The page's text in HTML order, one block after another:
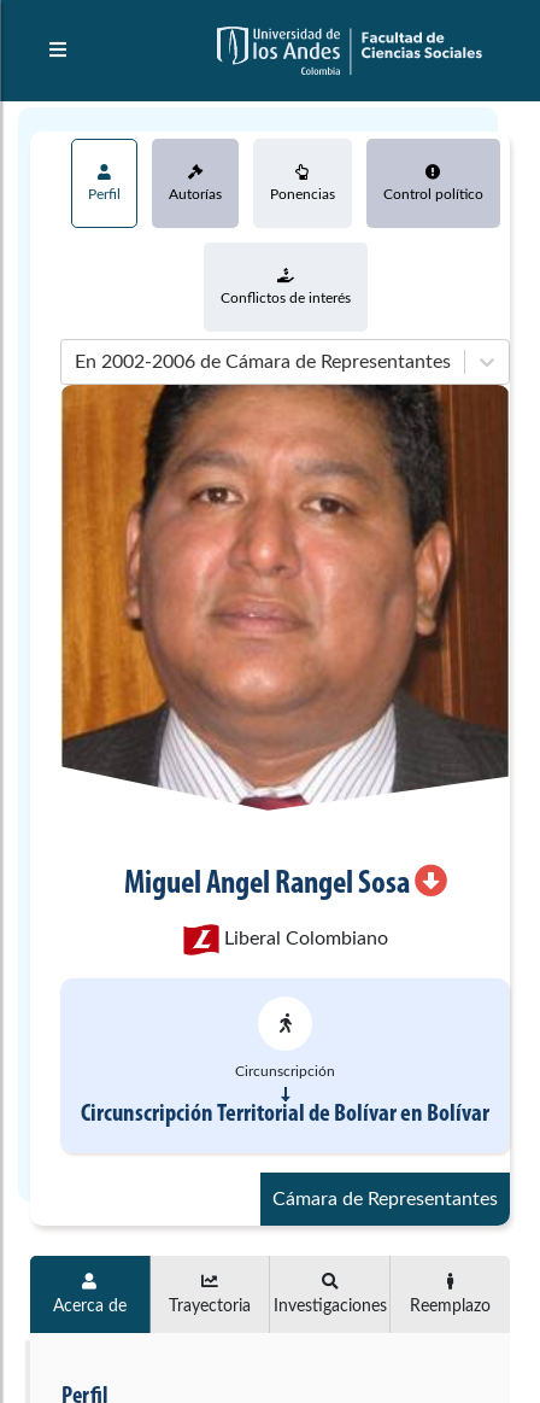
Perfil Autorías Ponencias Control político
Conflictos de interés
En 2002-2006 de Cámara de Representantes
Miguel Angel Rangel Sosa
Liberal Colombiano
Circunscripción
Circunscripción Territorial de Bolívaren Bolívar
Cámara de Representantes
Acerca de Trayectoria Investigaciones Reemplazo
Perfil